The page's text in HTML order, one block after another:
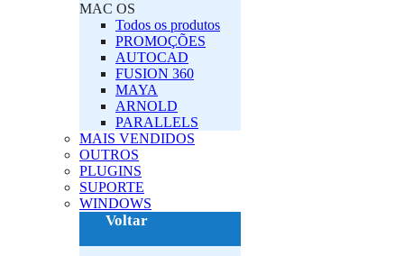
MAC OS‎
Todos os produtos
PROMOÇÕES
AUTOCAD
FUSION 360
MAYA
ARNOLD
PARALLELS
MAIS VENDIDOS
OUTROS
PLUGINS‎
SUPORTE
‎WINDOWS‎
Voltar